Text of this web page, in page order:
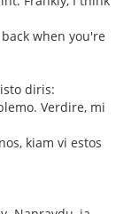
when you're
diris:
Verdire, mi
kiam vi estos